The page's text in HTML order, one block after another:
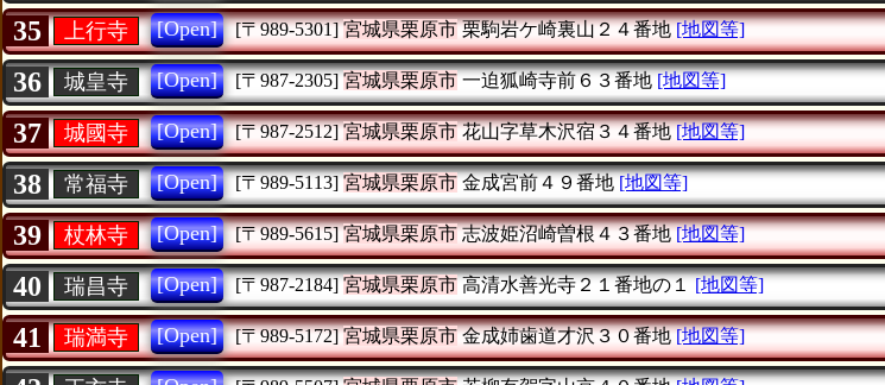
35 上行寺 [Open] [〒989-5301] 宮城県栗原市栗駒岩ケ崎裏山２４番地 [地図等]
36 城皇寺 [Open] [〒987-2305] 宮城県栗原市一迫狐崎寺前６３番地 [地図等]
37 城國寺 [Open] [〒987-2512] 宮城県栗原市花山字草木沢宿３４番地 [地図等]
38 常福寺 [Open] [〒989-5113] 宮城県栗原市金成宮前４９番地 [地図等]
39 杖林寺 [Open] [〒989-5615] 宮城県栗原市志波姫沼崎曽根４３番地 [地図等]
40 瑞昌寺 [Open] [〒987-2184] 宮城県栗原市高清水善光寺２１番地の１ [地図等]
41 瑞満寺 [Open] [〒989-5172] 宮城県栗原市金成姉歯道才沢３０番地 [地図等]